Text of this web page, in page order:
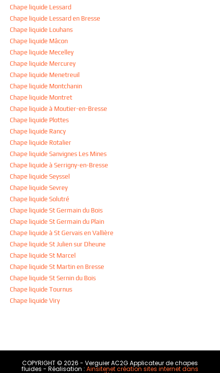
Chape liquide Lessard
Chape liquide Lessard en Bresse
Chape liquide Louhans
Chape liquide Mâcon
Chape liquide Mecelley
Chape liquide Mercurey
Chape liquide Menetreuil
Chape liquide Montchanin
Chape liquide Montret
Chape liquide à Moutier-en-Bresse
Chape liquide Plottes
Chape liquide Rancy
Chape liquide Rotalier
Chape liquide Sanvignes Les Mines
Chape liquide à Serrigny-en-Bresse
Chape liquide Seyssel
Chape liquide Sevrey
Chape liquide Solutré
Chape liquide St Germain du Bois
Chape liquide St Germain du Plain
Chape liquide à St Gervais en Vallière
Chape liquide St Julien sur Dheune
Chape liquide St Marcel
Chape liquide St Martin en Bresse
Chape liquide St Sernin du Bois
Chape liquide Tournus
Chape liquide Viry
COPYRIGHT © 2026 - Verguier AC2G Applicateur de chapes
fluides - Réalisation : Ainsitenet création sites internet dans